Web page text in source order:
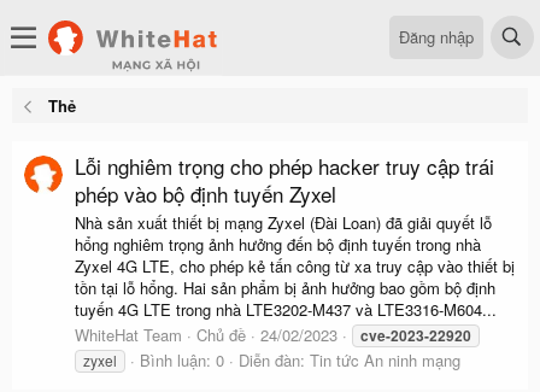
Đăng nhập
Thẻ
Lỗi nghiêm trọng cho phép hacker truy cập trái
phép vào bộ định tuyến Zyxel
Nhà sản xuất thiết bị mạng Zyxel (Đài Loan) đã giải quyết lỗ
hổng nghiêm trọng ảnh hưởng đến bộ định tuyến trong nhà
Zyxel 4G LTE, cho phép kẻ tấn công từ xa truy cập vào thiết bị
tồn tại lỗ hổng. Hai sản phẩm bị ảnh hưởng bao gồm bộ định
tuyến 4G LTE trong nhà LTE3202-M437 và LTE3316-M604...
WhiteHat Team
Chủ đề 24/02/2023 cve-2023-22920
zyxel Bình luận: 0 Diễn đàn: Tin tức An ninh mạng